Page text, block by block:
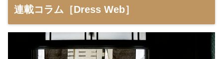
連載コラム［Dress Web］